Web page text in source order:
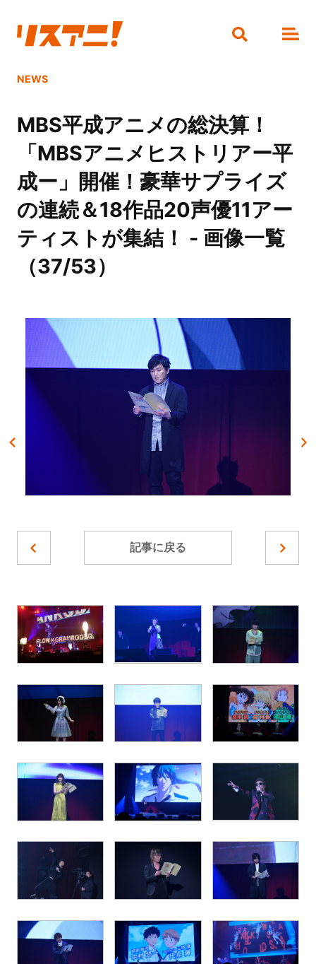
NEWS
MBS平成アニメの総決算！
「MBSアニメヒストリアー平
成ー」開催！豪華サプライズ
の連続＆18作品20声優11アー
ティストが集結！ - 画像一覧
（37/53）
記事に戻る